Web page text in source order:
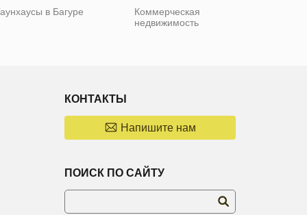
в Багуре
Коммерческая
недвижимость
КОНТАКТЫ
Напишите нам
ПОИСК ПО САЙТУ